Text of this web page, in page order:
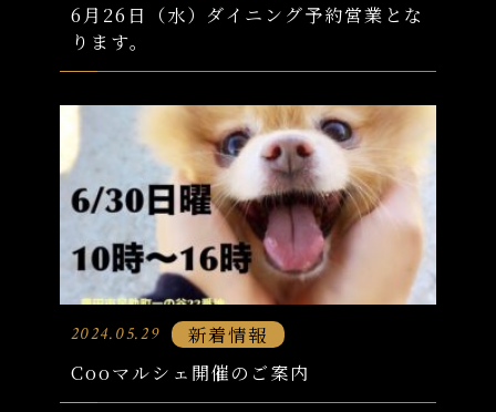
6月26日（水）ダイニング予約営業とな
ります。
2024.05.29
新着情報
Cooマルシェ開催のご案内